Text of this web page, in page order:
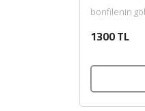
bonfilenin
1300 TL